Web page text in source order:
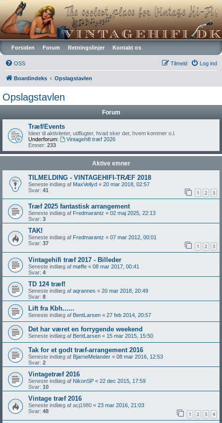
Vintagehifi.dk
Forsiden Forum Retningslinjer Kontakt os
OSS Log ind
Tilmeld
Boardindeks Opslagstavlen
Opslagstavlen
Forum
Træf/Events
Ideer til aktiviteter, udflugter, hvad sker der, hvem kommer o.l.
Underforum:
Vintagehifi træf 2026
Emner: 233
Aktive emner
TILMELDING - VINTAGEHIFI-TRÆF 2018
Seneste indlæg af MaxVellyd « 20 mar 2018, 02:57
Svar: 41 1 2 3
Træf 2025 fantastisk arrangement
Seneste indlæg af Fredmarantz « 02 maj 2025, 22:13
Svar: 3
TAK!
Seneste indlæg af Fredmarantz « 07 mar 2012, 00:01
Svar: 37 1 2 3
Vintagehifi træf 2017 - Billeder
Seneste indlæg af møffe « 08 mar 2017, 00:41
Svar: 4
TD 124 træf!
Seneste indlæg af aqrannes « 20 mar 2018, 20:49
Svar: 8
Lift fra Kbh......
Seneste indlæg af BentLarsen « 27 feb 2014, 20:57
Det har været en forrygende weekend
Seneste indlæg af BentLarsen « 15 mar 2015, 15:50
Tak for et godt træf-arrangement 2016
Seneste indlæg af BjarneMelander « 08 mar 2016, 12:53
Svar: 2
Vintagetræf 2016
Seneste indlæg af NikonSP « 22 dec 2015, 17:59
Svar: 10
Vintage træf 2016
Seneste indlæg af acj1980 « 23 mar 2016, 21:03
Svar: 48 1 2 3 4